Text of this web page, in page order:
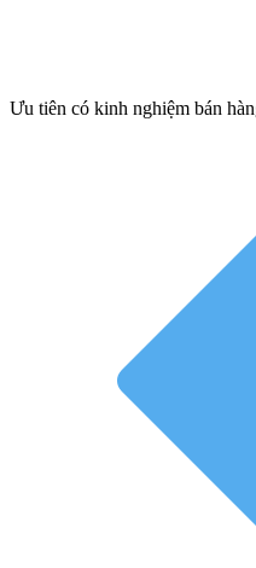
Ưu tiên có kinh nghiệm bán